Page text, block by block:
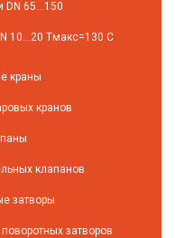
65...150
10...20 Tмакс=130 C
краны
кранов
клапанов
затворы
затворов